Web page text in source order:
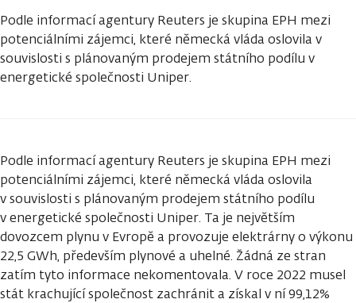
Podle informací agentury Reuters je skupina EPH mezi
potenciálními zájemci, které německá vláda oslovila v
souvislosti s plánovaným prodejem státního podílu v
energetické společnosti Uniper.
Podle informací agentury Reuters je skupina EPH mezi
potenciálními zájemci, které německá vláda oslovila
v souvislosti s plánovaným prodejem státního podílu
v energetické společnosti Uniper. Ta je největším
dovozcem plynu v Evropě a provozuje elektrárny o výkonu
22,5 GWh, především plynové a uhelné. Žádná ze stran
zatím tyto informace nekomentovala. V roce 2022 musel
stát krachující společnost zachránit a získal v ní 99,12%